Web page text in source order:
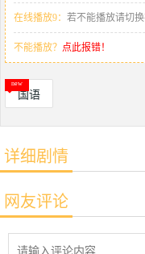
在线播放9： 若不能播放请切换
不能播放？ 点此报错！
国语
详细剧情
网友评论